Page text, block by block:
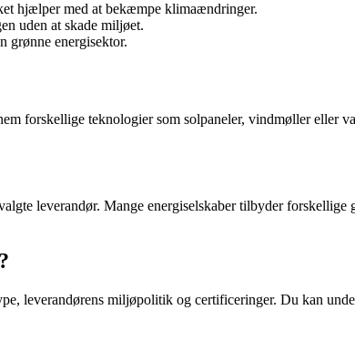
hjælper med at bekæmpe klimaændringer.
uden at skade miljøet.
grønne energisektor.
forskellige teknologier som solpaneler, vindmøller eller
leverandør. Mange energiselskaber tilbyder
leverandørens miljøpolitik og certificeringer. Du kan